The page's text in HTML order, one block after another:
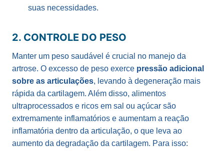
suas necessidades.
2. CONTROLE DO PESO
Manter um peso saudável é crucial no manejo da
artrose. O excesso de peso exerce pressão adicional
sobre as articulações, levando à degeneração mais
rápida da cartilagem. Além disso, alimentos
ultraprocessados e ricos em sal ou açúcar são
extremamente inflamatórios e aumentam a reação
inflamatória dentro da articulação, o que leva ao
aumento da degradação da cartilagem. Para isso: